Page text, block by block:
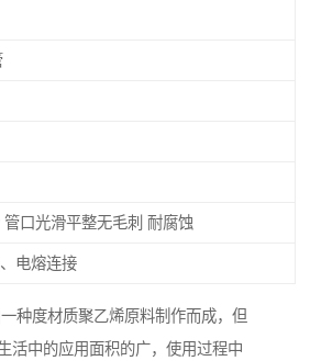
管口光滑平整无毛刺 耐腐蚀
电熔连接
种度材质聚乙烯原料制作而成，但
活中的应用面积的广，使用过程中